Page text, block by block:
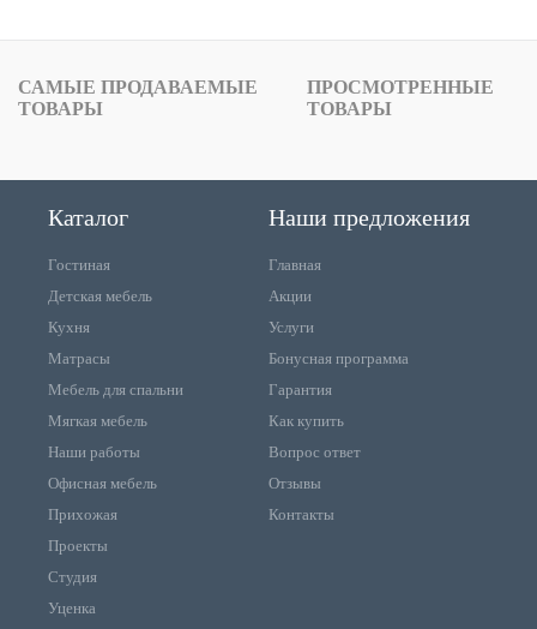
САМЫЕ ПРОДАВАЕМЫЕ
ТОВАРЫ
ПРОСМОТРЕННЫЕ
ТОВАРЫ
Каталог
Гостиная
Детская мебель
Кухня
Матрасы
Мебель для спальни
Мягкая мебель
Наши работы
Офисная мебель
Прихожая
Проекты
Студия
Уценка
Наши предложения
Главная
Акции
Услуги
Бонусная программа
Гарантия
Как купить
Вопрос ответ
Отзывы
Контакты